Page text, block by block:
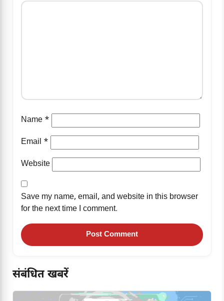
Name *
Email *
Website
Save my name, email, and website in this browser
for the next time I comment.
संबंधित खबरें